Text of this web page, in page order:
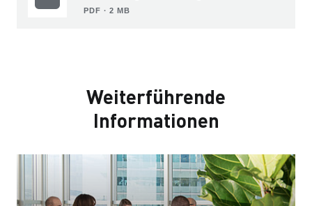
PDF ∙ 2 MB
Weiterführende
Informationen